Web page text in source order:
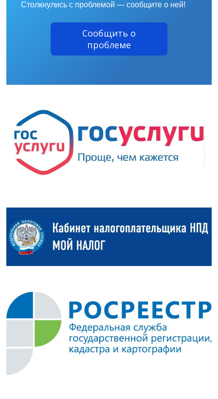
Столкнулись с проблемой — сообщите о ней!
Сообщить о
проблеме